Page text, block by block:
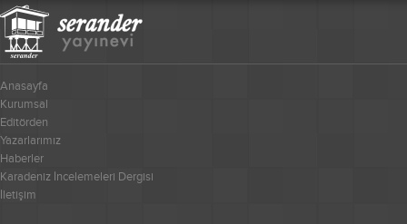
Anasayfa
Kurumsal
Editörden
Yazarlarımız
Haberler
Karadeniz İncelemeleri Dergisi
İletişim